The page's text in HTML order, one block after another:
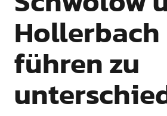
Hollerbach
führen zu